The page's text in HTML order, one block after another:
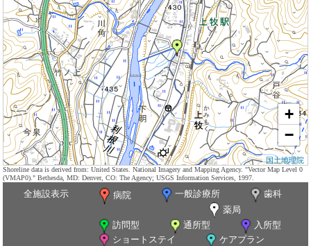
+
−
国土地理院
Shoreline data is derived from: United States. National Imagery and Mapping Agency. "Vector Map Level 0
(VMAP0)." Bethesda, MD: Denver, CO: The Agency; USGS Information Services, 1997.
全施設表示 病院 一般診療所
歯科
薬局
訪問型
通所型
入所型
ショートステイ
ケアプラン